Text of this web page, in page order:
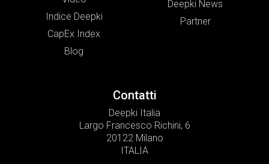
Indice Deepki
CapEx Index
Blog
Deepki News
Partner
Contatti
Deepki Italia
Largo Francesco Richini, 6
20122 Milano
ITALIA